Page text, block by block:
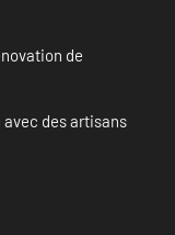
de
des artisans